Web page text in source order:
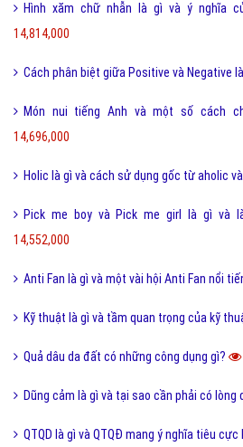
Hình xăm chữ nhẫn là gì và ý nghĩa
14,814,000
Cách phân biệt giữa Positive và Negative
Món nui tiếng Anh và một số cách
14,696,000
Holic là gì và cách sử dụng gốc từ aholic
Pick me boy và Pick me girl là gì và
14,552,000
Anti Fan là gì và một vài hội Anti Fan nổi
Kỹ thuật là gì và tầm quan trọng của kỹ
Quả dâu da đất có những công dụng gì?
Dũng cảm là gì và tại sao cần phải có lòng
QTQD là gì và QTQĐ mang ý nghĩa tiêu cực